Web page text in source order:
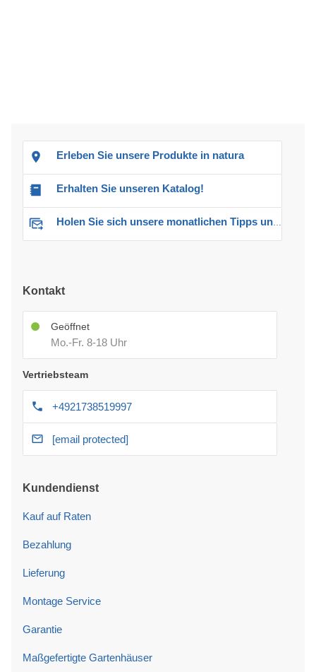
Erleben Sie unsere Produkte in natura
Erhalten Sie unseren Katalog!
Holen Sie sich unsere monatlichen Tipps und Angebote
Kontakt
Geöffnet
Mo.-Fr. 8-18 Uhr
Vertriebsteam
+4921738519997
[email protected]
Kundendienst
Kauf auf Raten
Bezahlung
Lieferung
Montage Service
Garantie
Maßgefertigte Gartenhäuser